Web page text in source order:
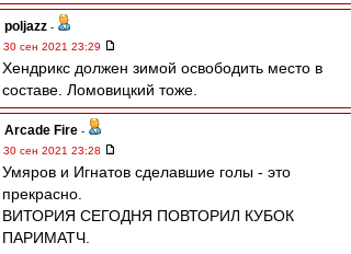
poljazz -
30 сен 2021 23:29
Хендрикс должен зимой освободить место в
составе. Ломовицкий тоже.
Arcade Fire -
30 сен 2021 23:28
Умяров и Игнатов сделавшие голы - это
прекрасно.
ВИТОРИЯ СЕГОДНЯ ПОВТОРИЛ КУБОК
ПАРИМАТЧ.